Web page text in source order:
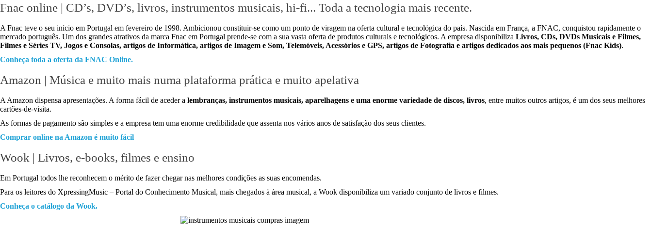
Fnac online | CD’s, DVD’s, livros, instrumentos musicais, hi-fi... Toda a tecnologia mais recente.
A Fnac teve o seu início em Portugal em fevereiro de 1998. Ambicionou constituir-se como um ponto de viragem na oferta cultural e tecnológica do país. Nascida em França, a FNAC, conquistou rapidamente o
mercado português. Um dos grandes atrativos da marca Fnac em Portugal prende-se com a sua vasta oferta de produtos culturais e tecnológicos. A empresa disponibiliza Livros, CDs, DVDs Musicais e Filmes,
Filmes e Séries TV, Jogos e Consolas, artigos de Informática, artigos de Imagem e Som, Telemóveis, Acessórios e GPS, artigos de Fotografia e artigos dedicados aos mais pequenos (Fnac Kids).
Conheça toda a oferta da FNAC Online.
Amazon | Música e muito mais numa plataforma prática e muito apelativa
A Amazon dispensa apresentações. A forma fácil de aceder a lembranças, instrumentos musicais, aparelhagens e uma enorme variedade de discos, livros, entre muitos outros artigos, é um dos seus melhores
cartões-de-visita.
As formas de pagamento são simples e a empresa tem uma enorme credibilidade que assenta nos vários anos de satisfação dos seus clientes.
Comprar online na Amazon é muito fácil
Wook | Livros, e-books, filmes e ensino
Em Portugal todos lhe reconhecem o mérito de fazer chegar nas melhores condições as suas encomendas.
Para os leitores do XpressingMusic – Portal do Conhecimento Musical, mais chegados à área musical, a Wook disponibiliza um variado conjunto de livros e filmes.
Conheça o catálogo da Wook.